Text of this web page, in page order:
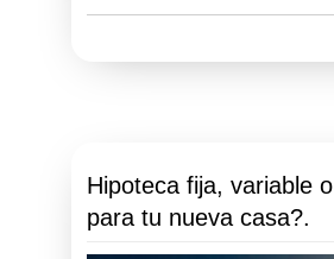
Hipoteca fija, variable
para tu nueva casa?.